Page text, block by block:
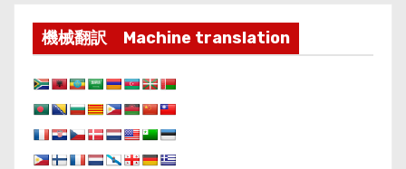
機械翻訳 Machine translation